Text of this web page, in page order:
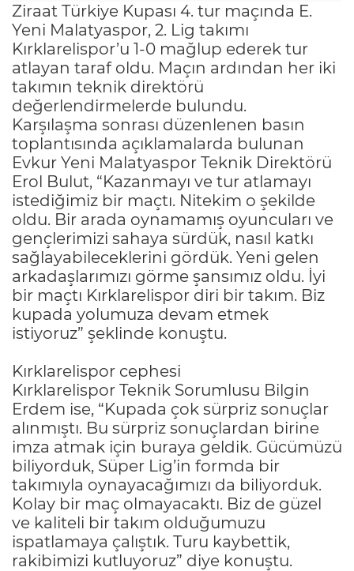
Ziraat Türkiye Kupası 4. tur maçında E.
Yeni Malatyaspor, 2. Lig takımı
Kırklarelispor’u 1-0 mağlup ederek tur
atlayan taraf oldu. Maçın ardından her iki
takımın teknik direktörü
değerlendirmelerde bulundu.
Karşılaşma sonrası düzenlenen basın
toplantısında açıklamalarda bulunan
Evkur Yeni Malatyaspor Teknik Direktörü
Erol Bulut, “Kazanmayı ve tur atlamayı
istediğimiz bir maçtı. Nitekim o şekilde
oldu. Bir arada oynamamış oyuncuları ve
gençlerimizi sahaya sürdük, nasıl katkı
sağlayabileceklerini gördük. Yeni gelen
arkadaşlarımızı görme şansımız oldu. İyi
bir maçtı Kırklarelispor diri bir takım. Biz
kupada yolumuza devam etmek
istiyoruz” şeklinde konuştu.
Kırklarelispor cephesi
Kırklarelispor Teknik Sorumlusu Bilgin
Erdem ise, “Kupada çok sürpriz sonuçlar
alınmıştı. Bu sürpriz sonuçlardan birine
imza atmak için buraya geldik. Gücümüzü
biliyorduk, Süper Lig’in formda bir
takımıyla oynayacağımızı da biliyorduk.
Kolay bir maç olmayacaktı. Biz de güzel
ve kaliteli bir takım olduğumuzu
ispatlamaya çalıştık. Turu kaybettik,
rakibimizi kutluyoruz” diye konuştu.